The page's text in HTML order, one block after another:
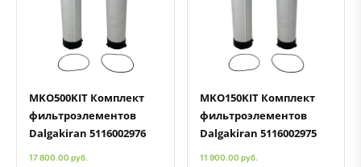
MKO500KIT Комплект
фильтроэлементов
Dalgakiran 5116002976
17 800.00 руб.
MKO150KIT Комплект
фильтроэлементов
Dalgakiran 5116002975
11 900.00 руб.